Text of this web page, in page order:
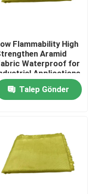
Flammability High
Aramid
Waterproof for
Applications
Talep Gönder